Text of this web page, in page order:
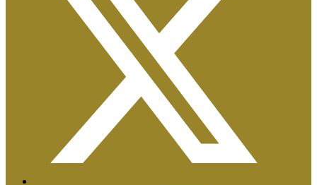
Certificaciones ISO